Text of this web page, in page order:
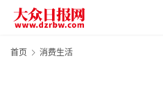
首页 消费生活